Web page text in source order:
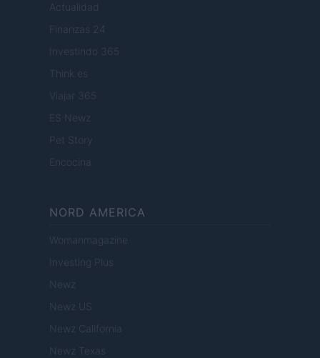
Actualidad
Finanzas 24
Investindo 365
Think.es
Viajar 365
ES Newz
Pet Story
Encocina
NORD AMERICA
Womanmagazine
Investing Plus
Newz
Newz US
Newz California
Newz Texas